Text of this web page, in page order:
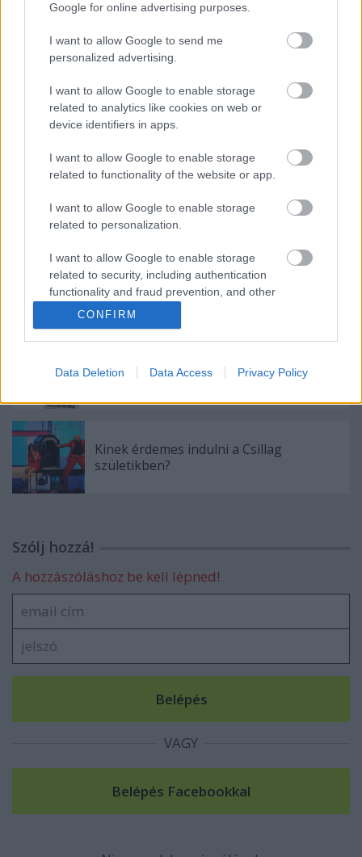
Google for online advertising purposes.
I want to allow Google to send me
personalized advertising.
I want to allow Google to enable storage
related to analytics like cookies on web or
device identifiers in apps.
I want to allow Google to enable storage
related to functionality of the website or app.
I want to allow Google to enable storage
related to personalization.
I want to allow Google to enable storage
related to security, including authentication
functionality and fraud prevention, and other
user protection.
CONFIRM
Data Deletion Data Access Privacy Policy
Címkék:sajtó bűvész világbajnok
interjú
A hét idézete: Rodolfo
5 dolog, amit nem tudtál Rodolforól - 114
éve született Rodolfo
Kinek érdemes indulni a Csillag
születikben?
Szólj hozzá!
A hozzászóláshoz be kell lépned!
VAGY